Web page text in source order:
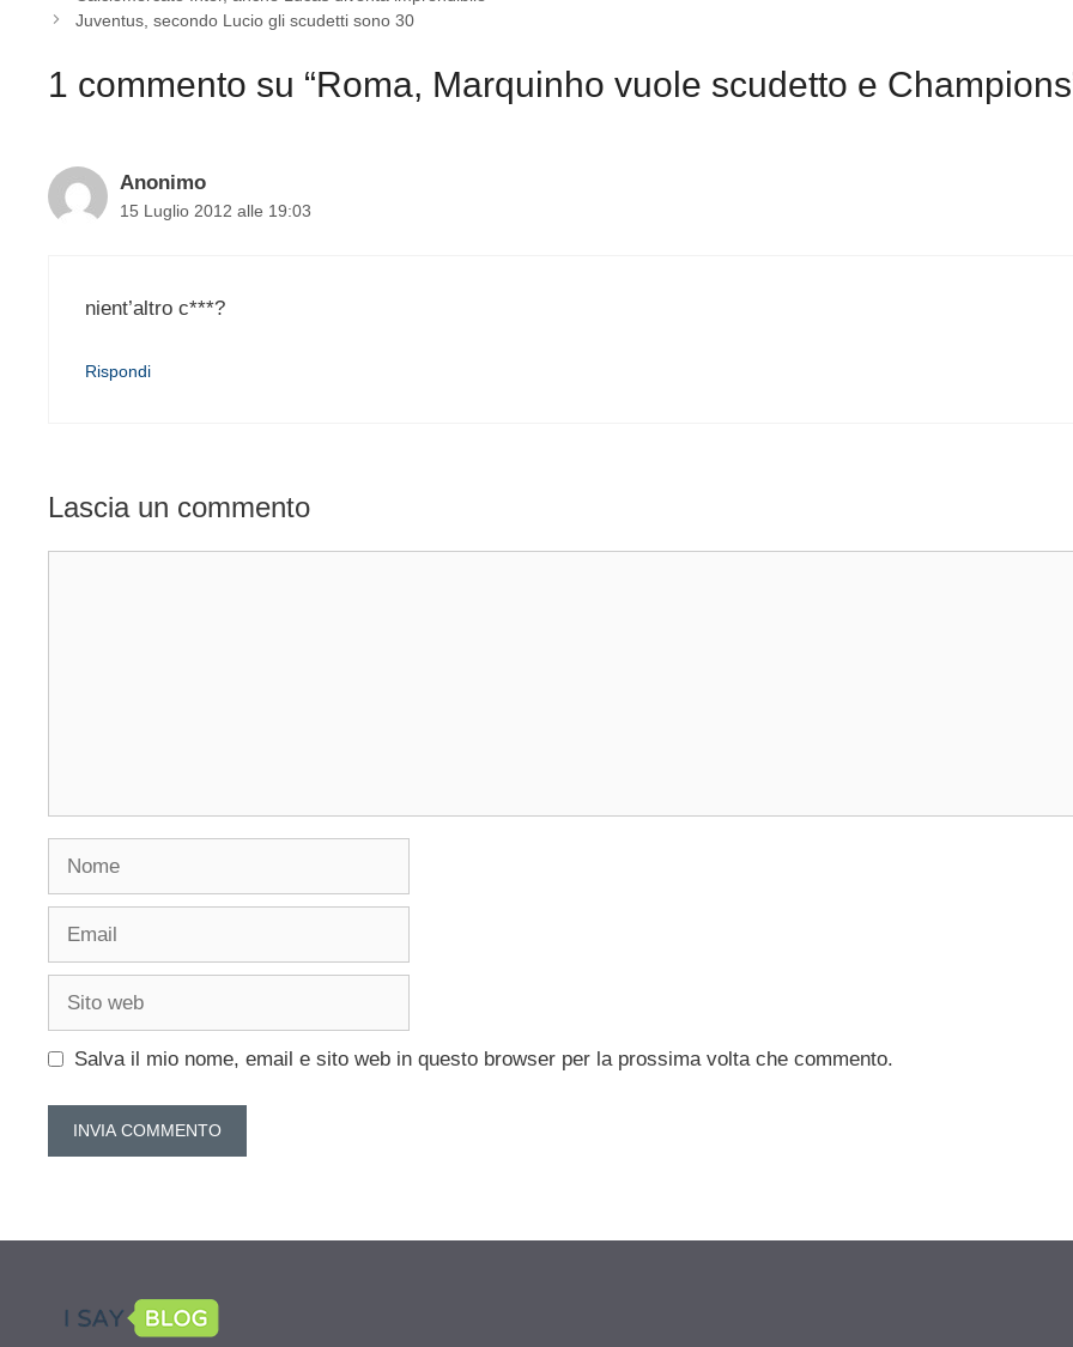
Juventus, secondo Lucio gli scudetti sono 30
1 commento su “Roma, Marquinho vuole scudetto e
Anonimo
15 Luglio 2012 alle 19:03
nient’altro c***?
Rispondi
Lascia un commento
Salva il mio nome, email e sito web in questo browser per la prossima volta che commento.